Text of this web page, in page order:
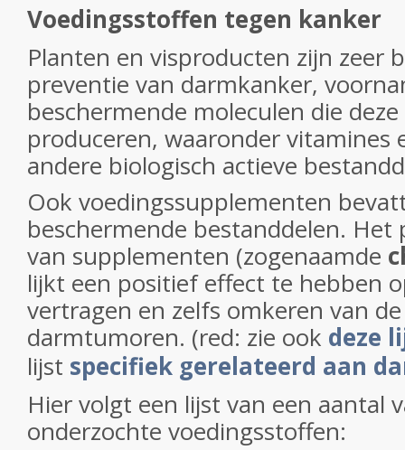
Voedingsstoffen tegen kanker
Planten en visproducten zijn zeer
preventie van darmkanker,
beschermende moleculen die
produceren, waaronder vitamines
andere biologisch actieve
Ook voedingssupplementen
beschermende bestanddelen.
van supplementen (zogenaamde
lijkt een positief effect te hebben
vertragen en zelfs omkeren van
darmtumoren. (red: zie ook deze
lijst specifiek gerelateerd aan
Hier volgt een lijst van een aantal
onderzochte voedingsstoffen: